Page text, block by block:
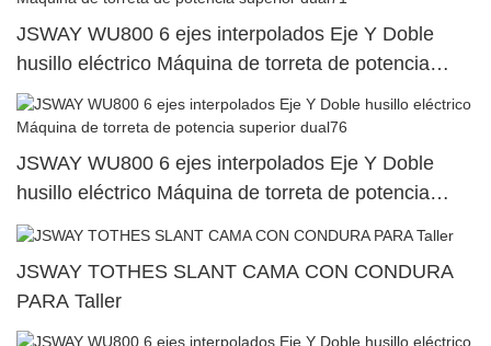
JSWAY WU800 6 ejes interpolados Eje Y Doble
husillo eléctrico Máquina de torreta de potencia
superior dual71
JSWAY WU800 6 ejes interpolados Eje Y Doble
husillo eléctrico Máquina de torreta de potencia
superior dual76
JSWAY TOTHES SLANT CAMA CON CONDURA
PARA Taller